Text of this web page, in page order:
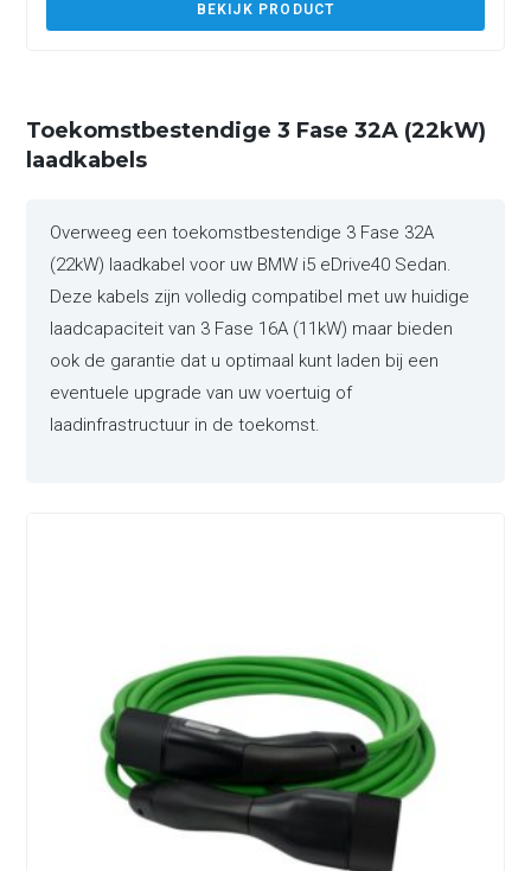
BEKIJK PRODUCT
Toekomstbestendige 3 Fase 32A (22kW)
laadkabels
Overweeg een toekomstbestendige 3 Fase 32A
(22kW) laadkabel voor uw BMW i5 eDrive40 Sedan.
Deze kabels zijn volledig compatibel met uw huidige
laadcapaciteit van 3 Fase 16A (11kW) maar bieden
ook de garantie dat u optimaal kunt laden bij een
eventuele upgrade van uw voertuig of
laadinfrastructuur in de toekomst.